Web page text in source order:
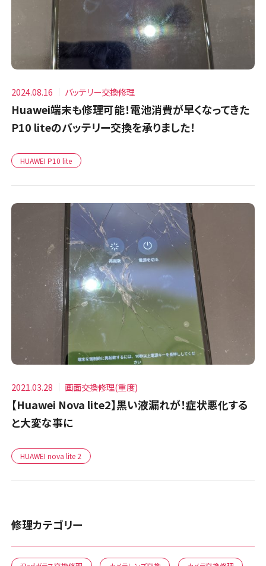
2024.08.16 バッテリー交換修理
Huawei端末も修理可能！電池消費が早くなってきた
P10 liteのバッテリー交換を承りました！
HUAWEI P10 lite
2021.03.28 画面交換修理(重度)
【Huawei Nova lite2】黒い液漏れが！症状悪化する
と大変な事に
HUAWEI nova lite 2
修理カテゴリー